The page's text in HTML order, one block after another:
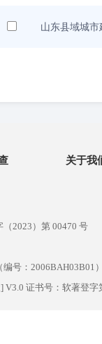
山东县域城
关于我
2023）第 00470 号
号：2006BAH03B01
证书号：软著登字